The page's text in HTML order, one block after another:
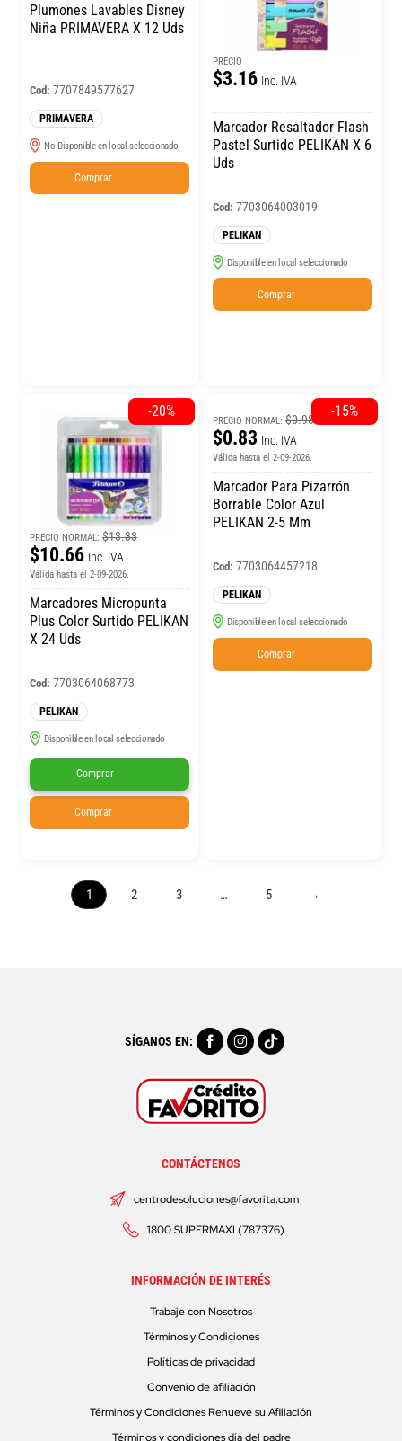
Plumones Lavables Disney
Niña PRIMAVERA X 12 Uds
Cod: 7707849577627
PRIMAVERA
No Disponible en local seleccionado
Comprar
PRECIO
$3.16 Inc. IVA
Marcador Resaltador Flash
Pastel Surtido PELIKAN X 6
Uds
Cod: 7703064003019
PELIKAN
Disponible en local seleccionado
Comprar
PRECIO NORMAL:$13.33
$10.66 Inc. IVA
Válida hasta el 2-09-2026.
Marcadores Micropunta
Plus Color Surtido PELIKAN
X 24 Uds
Cod: 7703064068773
PELIKAN
Disponible en local seleccionado
Comprar
Comprar
-20%
PRECIO NORMAL: $0.98
$0.83 Inc. IVA
Válida hasta el 2-09-2026.
Marcador Para Pizarrón
Borrable Color Azul
PELIKAN 2-5 Mm
Cod: 7703064457218
PELIKAN
Disponible en local seleccionado
Comprar
-15%
1 2 3 … 5 →
SÍGANOS EN:
CONTÁCTENOS
centrodesoluciones@favorita.com
1800 SUPERMAXI (787376)
INFORMACIÓN DE INTERÉS
Trabaje con Nosotros
Términos y Condiciones
Políticas de privacidad
Convenio de afiliación
Términos y Condiciones Renueve su Afiliación
Términos y condiciones día del padre